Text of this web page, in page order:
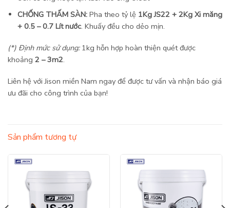
CHỐNG THẤM SÀN:Pha theo tỷ lệ 1Kg JS22 + 2Kg Xi măng
+ 0.5 – 0.7 Lít nước. Khuấy đều cho dẻo mịn.
(*) Định mức sử dụng:1kg hỗn hợp hoàn thiện quét được
khoảng 2 – 3m2.
Liên hệ với Jison miền Nam ngay để được tư vấn và nhận báo giá
ưu đãi cho công trình của bạn!
Sản phẩm tương tự